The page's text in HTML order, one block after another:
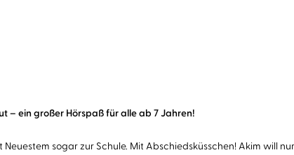
– ein großer Hörspaß für alle ab 7 Jahren!
sogar zur Schule. Mit Abschiedsküsschen! Akim will